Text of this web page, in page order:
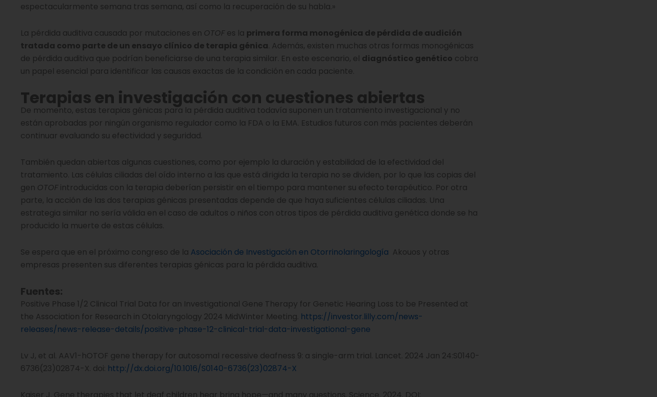
espectacularmente semana tras semana, así como la recuperación de su habla.»
La pérdida auditiva causada por mutaciones en OTOF es la primera forma monogénica de pérdida de audición
tratada como parte de un ensayo clínico de terapia génica. Además, existen muchas otras formas monogénicas
de pérdida auditiva que podrían beneficiarse de una terapia similar. En este escenario, el diagnóstico genético cobra
un papel esencial para identificar las causas exactas de la condición en cada paciente.
Terapias en investigación con cuestiones abiertas
De momento, estas terapias génicas para la pérdida auditiva todavía suponen un tratamiento investigacional y no
están aprobadas por ningún organismo regulador como la FDA o la EMA. Estudios futuros con más pacientes deberán
continuar evaluando su efectividad y seguridad.
También quedan abiertas algunas cuestiones, como por ejemplo la duración y estabilidad de la efectividad del
tratamiento. Las células ciliadas del oído interno a las que está dirigida la terapia no se dividen, por lo que las copias del
gen OTOF introducidas con la terapia deberían persistir en el tiempo para mantener su efecto terapéutico. Por otra
parte, la acción de las dos terapias génicas presentadas depende de que haya suficientes células ciliadas. Una
estrategia similar no sería válida en el caso de adultos o niños con otros tipos de pérdida auditiva genética donde se ha
producido la muerte de estas células.
Se espera que en el próximo congreso de la Asociación de Investigación en Otorrinolaringología Akouos y otras
empresas presenten sus diferentes terapias génicas para la pérdida auditiva.
Fuentes:
Positive Phase 1/2 Clinical Trial Data for an Investigational Gene Therapy for Genetic Hearing Loss to be Presented at
the Association for Research in Otolaryngology 2024 MidWinter Meeting. https://investor.lilly.com/news-
releases/news-release-details/positive-phase-12-clinical-trial-data-investigational-gene
Lv J, et al. AAV1-hOTOF gene therapy for autosomal recessive deafness 9: a single-arm trial. Lancet. 2024 Jan 24:S0140-
6736(23)02874-X. doi: http://dx.doi.org/10.1016/S0140-6736(23)02874-X